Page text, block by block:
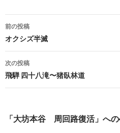
投
稿
ナ
ビ
ゲ
ー
前の投稿
オクシズ半滅
次の投稿
飛騨 四十八滝〜猪臥林道
「大坊本谷 周回路復活」へ